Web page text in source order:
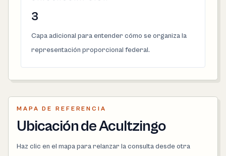
3
Capa adicional para entender cómo se organiza la
representación proporcional federal.
MAPA DE REFERENCIA
Ubicación de Acultzingo
Haz clic en el mapa para relanzar la consulta desde otra